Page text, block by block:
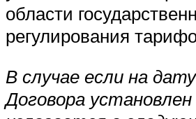
области
регулирования
В случае если на
Договора